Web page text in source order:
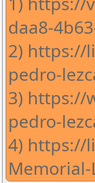
daa8-
2) https://
pedro-
3) https://
pedro-
4) https://